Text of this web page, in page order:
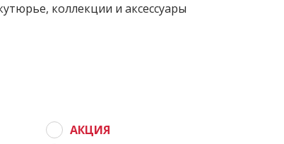
коллекции и аксессуары
АКЦИЯ